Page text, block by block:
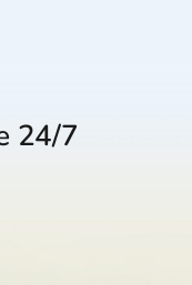
24/7